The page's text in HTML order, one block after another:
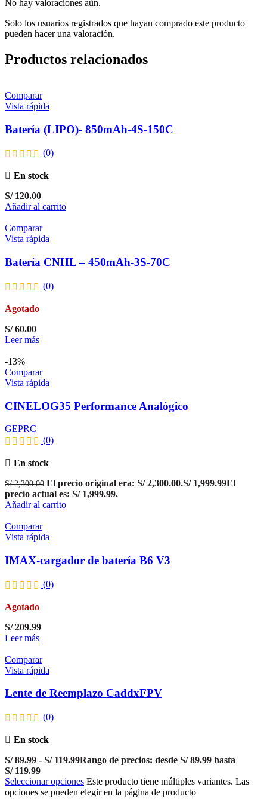
No hay valoraciones aún.
Solo los usuarios registrados que hayan comprado este producto
pueden hacer una valoración.
Productos relacionados
Comparar
Vista rápida
Batería (LIPO)- 850mAh-4S-150C
(0)
En stock
S/120.00
Añadir al carrito
Comparar
Vista rápida
Batería CNHL – 450mAh-3S-70C
(0)
Agotado
S/60.00
Leer más
-13%
Comparar
Vista rápida
CINELOG35 Performance Analógico
GEPRC
(0)
En stock
S/2,300.00 El precio original era: S/ 2,300.00.S/1,999.99El
precio actual es: S/ 1,999.99.
Añadir al carrito
Comparar
Vista rápida
IMAX-cargador de batería B6 V3
(0)
Agotado
S/209.99
Leer más
Comparar
Vista rápida
Lente de Reemplazo CaddxFPV
(0)
En stock
S/89.99 - S/119.99Rango de precios: desde S/ 89.99 hasta
S/ 119.99
Seleccionar opciones Este producto tiene múltiples variantes. Las
opciones se pueden elegir en la página de producto